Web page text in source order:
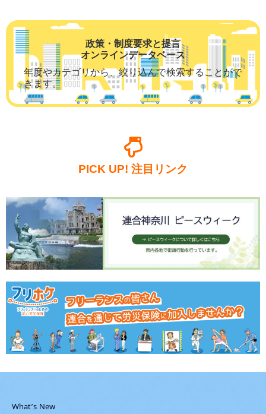
政策・制度要求と提言
オンラインデータベース
年度やカテゴリから、絞り込んで検索することがで
きます。
PICK UP! 注目リンク
What’s New